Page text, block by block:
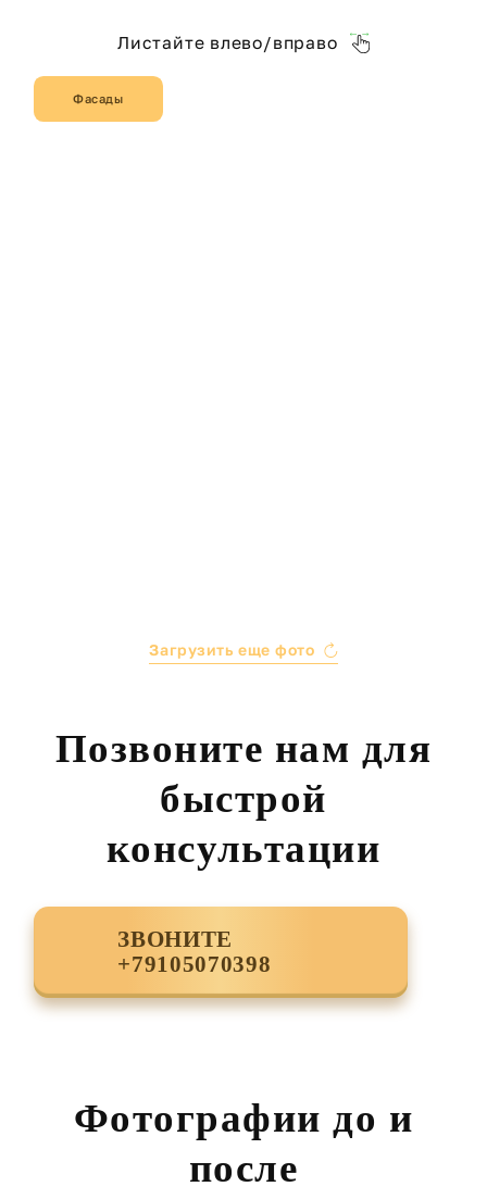
Листайте влево/вправо
Фасады
Загрузить еще фото
Позвоните нам для
быстрой
консультации
ЗВОНИТЕ
+79105070398
Фотографии до и
после